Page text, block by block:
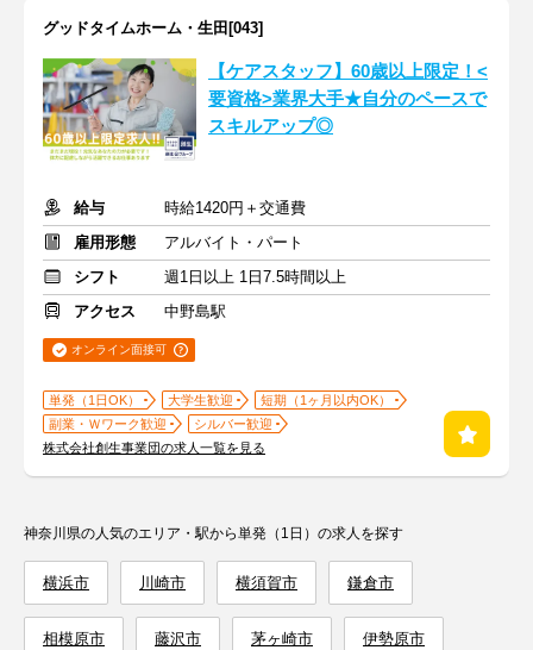
グッドタイムホーム・生田[043]
【ケアスタッフ】60歳以上限定！<
要資格>業界大手★自分のペースで
スキルアップ◎
給与
時給1420円＋交通費
雇用形態
アルバイト・パート
シフト
週1日以上 1日7.5時間以上
アクセス
中野島駅
オンライン面接可
単発（1日OK） 大学生歓迎
短期（1ヶ月以内OK）
副業・Ｗワーク歓迎
シルバー歓迎
株式会社創生事業団の求人一覧を見る
神奈川県の人気のエリア・駅から単発（1日）の求人を探す
横浜市 川崎市 横須賀市 鎌倉市
相模原市 藤沢市 茅ヶ崎市 伊勢原市